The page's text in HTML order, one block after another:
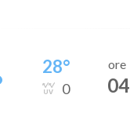
28°
0
ore
04